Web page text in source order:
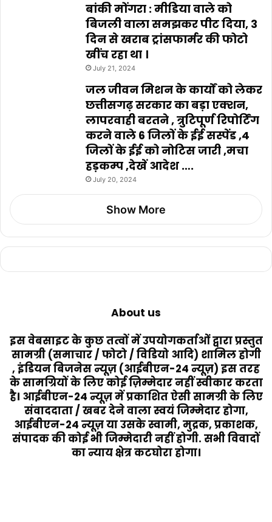
बांकी मोंगरा : मीडिया वाले को
बिजली वाला समझकर पीट दिया, 3
दिन से खराब ट्रांसफार्मर की फोटो
खींच रहा था ।
July 21, 2024
जल जीवन मिशन के कार्यों को लेकर
छत्तीसगढ़ सरकार का बड़ा एक्शन,
लापरवाही बरतने , त्रुटिपूर्ण रिपोर्टिंग
करने वाले 6 जिलों के ईई सस्पेंड ,4
जिलों के ईई को नोटिस जारी ,मचा
हड़कम्प ,देखें आदेश ….
July 20, 2024
Show More
About us
इस वेबसाइट के कुछ तत्वों में उपयोगकर्ताओं द्वारा प्रस्तुत
सामग्री (समाचार / फोटो / विडियो आदि) शामिल होगी
, इंडियन बिजनेस न्यूज़ (आईबीएन-24 न्यूज़) इस तरह
के सामग्रियों के लिए कोई ज़िम्मेदार नहीं स्वीकार करता
है। आईबीएन-24 न्यूज़ में प्रकाशित ऐसी सामग्री के लिए
संवाददाता / खबर देने वाला स्वयं जिम्मेदार होगा,
आईबीएन-24 न्यूज़ या उसके स्वामी, मुद्रक, प्रकाशक,
संपादक की कोई भी जिम्मेदारी नहीं होगी. सभी विवादों
का न्याय क्षेत्र कटघोरा होगा।